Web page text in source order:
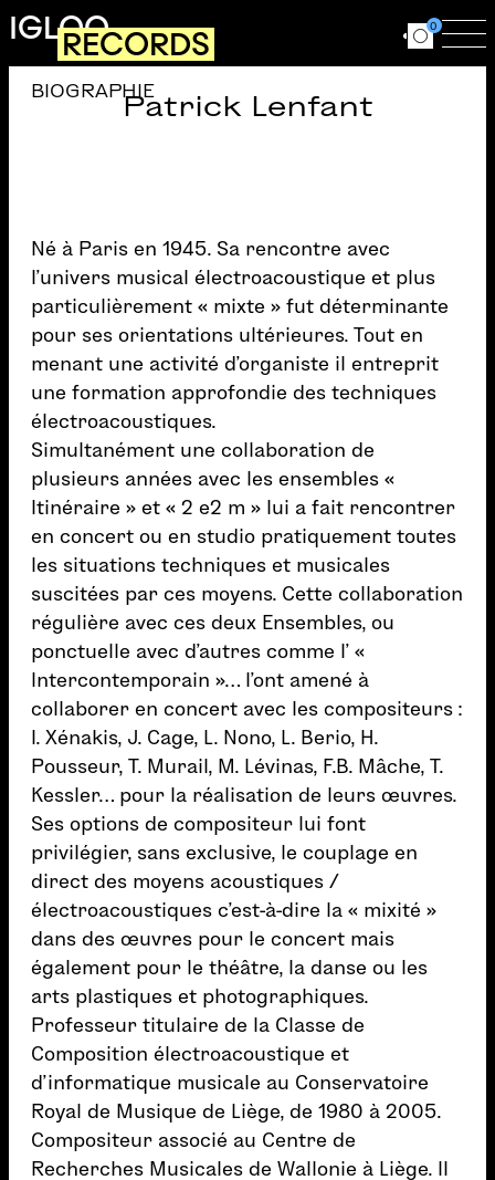
Aller au contenu principal
IGLOORECORDS Ouvrir le
0
Patrick Lenfant
BIOGRAPHIE
Né à Paris en 1945. Sa rencontre avec
l’univers musical électroacoustique et plus
particulièrement « mixte » fut déterminante
pour ses orientations ultérieures. Tout en
menant une activité d’organiste il entreprit
une formation approfondie des techniques
électroacoustiques.
Simultanément une collaboration de
plusieurs années avec les ensembles «
Itinéraire » et « 2 e2 m » lui a fait rencontrer
en concert ou en studio pratiquement toutes
les situations techniques et musicales
suscitées par ces moyens. Cette collaboration
régulière avec ces deux Ensembles, ou
ponctuelle avec d’autres comme l’ «
Intercontemporain »… l’ont amené à
collaborer en concert avec les compositeurs :
I. Xénakis, J. Cage, L. Nono, L. Berio, H.
Pousseur, T. Murail, M. Lévinas, F.B. Mâche, T.
Kessler… pour la réalisation de leurs œuvres.
Ses options de compositeur lui font
privilégier, sans exclusive, le couplage en
direct des moyens acoustiques /
électroacoustiques c’est-à-dire la « mixité »
dans des œuvres pour le concert mais
également pour le théâtre, la danse ou les
arts plastiques et photographiques.
Professeur titulaire de la Classe de
Composition électroacoustique et
d’informatique musicale au Conservatoire
Royal de Musique de Liège, de 1980 à 2005.
Compositeur associé au Centre de
Recherches Musicales de Wallonie à Liège. Il